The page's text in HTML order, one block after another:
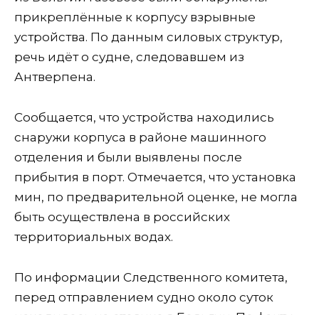
прикреплённые к корпусу взрывные
устройства. По данным силовых структур,
речь идёт о судне, следовавшем из
Антверпена.
Сообщается, что устройства находились
снаружи корпуса в районе машинного
отделения и были выявлены после
прибытия в порт. Отмечается, что установка
мин, по предварительной оценке, не могла
быть осуществлена в российских
территориальных водах.
По информации Следственного комитета,
перед отправлением судно около суток